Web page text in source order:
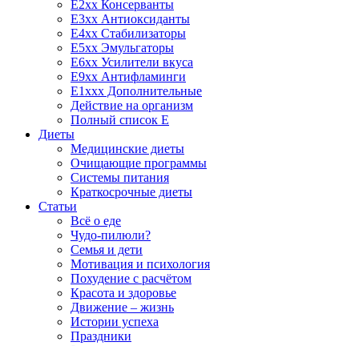
E2xx Консерванты
E3xx Антиоксиданты
E4xx Стабилизаторы
E5xx Эмульгаторы
E6xx Усилители вкуса
E9xx Антифламинги
E1xxx Дополнительные
Действие на организм
Полный список E
Диеты
Медицинские диеты
Очищающие программы
Системы питания
Краткосрочные диеты
Статьи
Всё о еде
Чудо-пилюли?
Семья и дети
Мотивация и психология
Похудение с расчётом
Красота и здоровье
Движение – жизнь
Истории успеха
Праздники